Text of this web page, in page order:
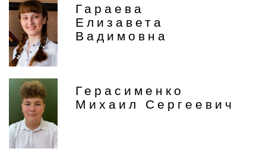
Гараева
Елизавета
Вадимовна
Герасименко
Михаил Сергеевич